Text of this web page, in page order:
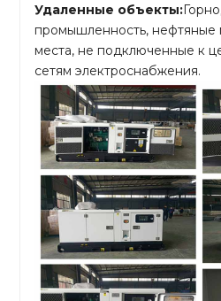
Удаленные объекты:
промышленность, нефтяные
места, не подключенные к
сетям электроснабжения.